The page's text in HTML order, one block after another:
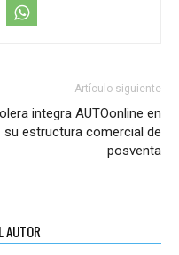
Artículo siguiente
integra AUTOonline en
su estructura comercial de
posventa
AUTOR